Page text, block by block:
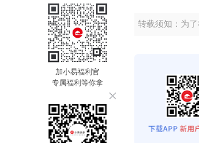
加小易福利官
专属福利等你拿
转载须知：为